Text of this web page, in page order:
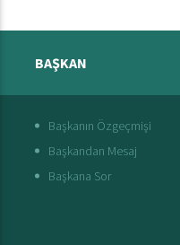
BAŞKAN
Başkanın Özgeçmişi
Başkandan Mesaj
Başkana Sor